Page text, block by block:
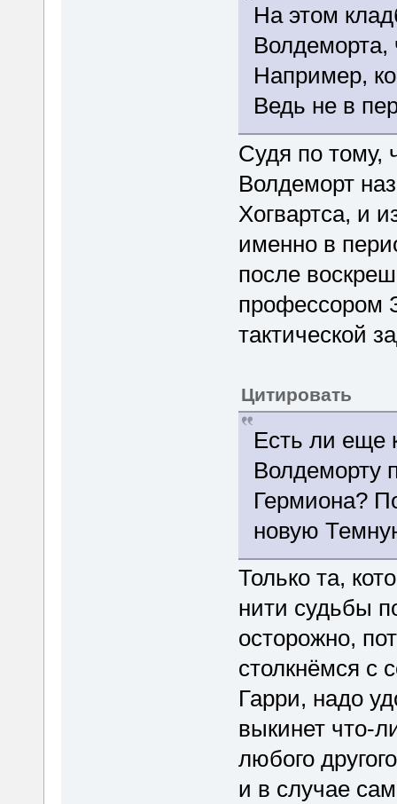
На этом
Например,
Ведь не в
Судя по тому,
Волдеморт
Хогвартса, и
именно в
после
профессором
тактической
Цитировать
Есть ли еще
Волдеморту
Гермиона?
новую
Только та,
нити судьбы
осторожно,
столкнёмся с
Гарри, надо
выкинет что-
любого
и в случае